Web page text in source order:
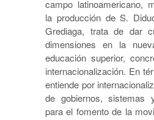
campo latinoamericano,
la producción de S.
Grediaga, trata de dar
dimensiones en la
educación superior,
internacionalización. En
entiende por
de gobiernos, sistemas
para el fomento de la